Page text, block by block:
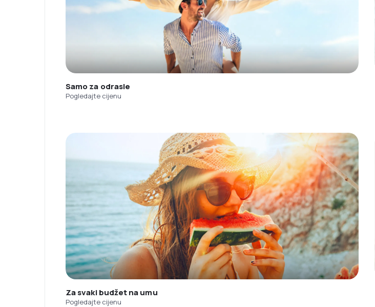
Samo za odrasle
Pogledajte cijenu
Za svaki budžet na umu
Pogledajte cijenu